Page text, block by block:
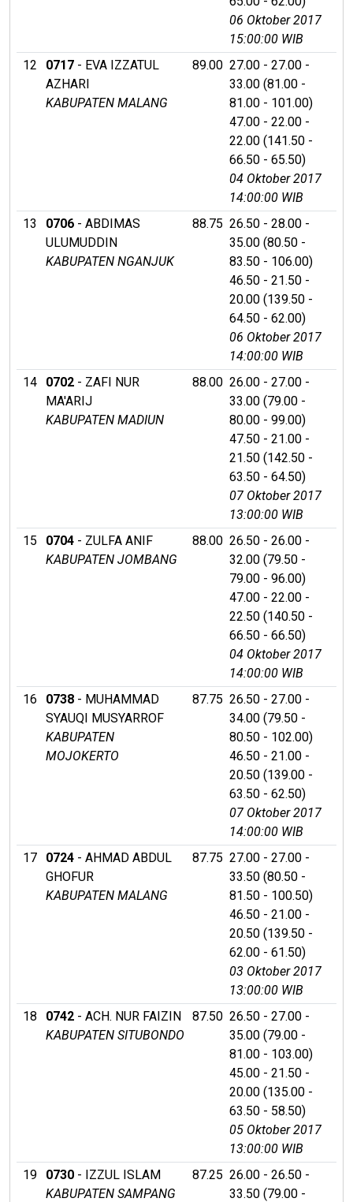
06 Oktober 2017
15:00:00 WIB
12
0717 - EVA IZZATUL
AZHARI
KABUPATEN MALANG
89.00 27.00 - 27.00 -
33.00 (81.00 -
81.00 - 101.00)
47.00 - 22.00 -
22.00 (141.50 -
66.50 - 65.50)
04 Oktober 2017
14:00:00 WIB
13
0706 - ABDIMAS
ULUMUDDIN
KABUPATEN NGANJUK
88.75 26.50 - 28.00 -
35.00 (80.50 -
83.50 - 106.00)
46.50 - 21.50 -
20.00 (139.50 -
64.50 - 62.00)
06 Oktober 2017
14:00:00 WIB
14
0702 - ZAFI NUR
MA'ARIJ
KABUPATEN MADIUN
88.00 26.00 - 27.00 -
33.00 (79.00 -
80.00 - 99.00)
47.50 - 21.00 -
21.50 (142.50 -
63.50 - 64.50)
07 Oktober 2017
13:00:00 WIB
15
0704 - ZULFA ANIF
KABUPATEN JOMBANG
88.00 26.50 - 26.00 -
32.00 (79.50 -
79.00 - 96.00)
47.00 - 22.00 -
22.50 (140.50 -
66.50 - 66.50)
04 Oktober 2017
14:00:00 WIB
16
0738 - MUHAMMAD
SYAUQI MUSYARROF
KABUPATEN
MOJOKERTO
87.75 26.50 - 27.00 -
34.00 (79.50 -
80.50 - 102.00)
46.50 - 21.00 -
20.50 (139.00 -
63.50 - 62.50)
07 Oktober 2017
14:00:00 WIB
17
0724 - AHMAD ABDUL
GHOFUR
KABUPATEN MALANG
87.75 27.00 - 27.00 -
33.50 (80.50 -
81.50 - 100.50)
46.50 - 21.00 -
20.50 (139.50 -
62.00 - 61.50)
03 Oktober 2017
13:00:00 WIB
18
0742 - ACH. NUR FAIZIN
KABUPATEN SITUBONDO
87.50 26.50 - 27.00 -
35.00 (79.00 -
81.00 - 103.00)
45.00 - 21.50 -
20.00 (135.00 -
63.50 - 58.50)
05 Oktober 2017
13:00:00 WIB
19
0730 - IZZUL ISLAM
KABUPATEN SAMPANG
87.25 26.00 - 26.50 -
33.50 (79.00 -